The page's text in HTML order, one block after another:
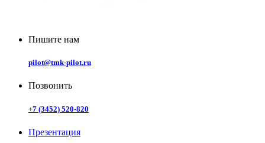
Пишите нам
pilot@tmk-pilot.ru
Позвонить
+7 (3452) 520-820
Презентация